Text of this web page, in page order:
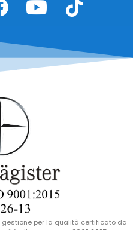
per la qualità certificato da